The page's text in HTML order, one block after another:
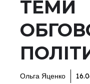
ТЕМИ
Ольга Яценко